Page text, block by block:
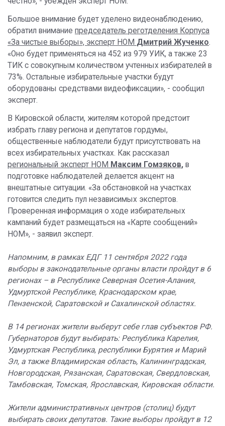
Большое внимание будет уделено видеонаблюдению,
обратил внимание председатель реготделения Корпуса
«За чистые выборы», эксперт НОМ Дмитрий Жученко.
«Оно будет применяться на 452 из 979 УИК, а также 23
ТИК с совокупным количеством учтенных избирателей в
73%. Остальные избирательные участки будут
оборудованы средствами видеофиксации», - сообщил
эксперт.
В Кировской области, жителям которой предстоит
избрать главу региона и депутатов гордумы,
общественные наблюдатели будут присутствовать на
всех избирательных участках. Как рассказал
региональный эксперт НОМ Максим Гомзяков, в
подготовке наблюдателей делается акцент на
внештатные ситуации. «За обстановкой на участках
готовится следить пул независимых экспертов.
Проверенная информация о ходе избирательных
кампаний будет размещаться на «Карте сообщений»
НОМ», - заявил эксперт.
Напомним, в рамках ЕДГ 11 сентября 2022 года
выборы в законодательные органы власти пройдут в 6
регионах – в Республике Северная Осетия-Алания,
Удмуртской Республике, Краснодарском крае,
Пензенской, Саратовской и Сахалинской областях.
В 14 регионах жители выберут себе глав субъектов РФ.
Губернаторов будут выбирать: Республика Карелия,
Удмуртская Республика, республики Бурятия и Марий
Эл, а также Владимирская область, Калининградская,
Новгородская, Рязанская, Саратовская, Свердловская,
Тамбовская, Томская, Ярославская, Кировская области.
Жители административных центров (столиц) будут
выбирать своих депутатов. Такие выборы пройдут в 12